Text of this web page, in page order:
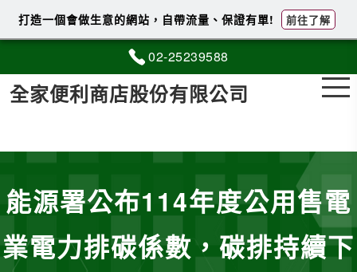
02-25239588
全家便利商店股份有限公司
能源署公布114年度公用售電
業電力排碳係數，碳排持續下
打造一個會做生意的網站，自帶流量、保證有單! 前往了解